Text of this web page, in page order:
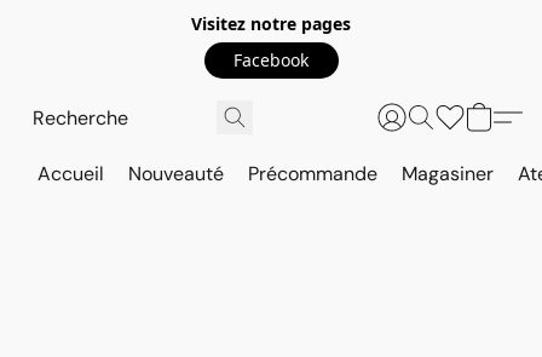
Visitez notre pages
Facebook
Accueil Nouveauté Précommande Magasiner